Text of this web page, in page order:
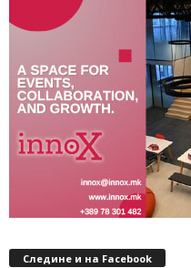
Следине и на Facebook